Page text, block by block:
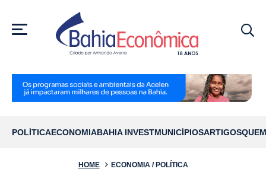
MENU
POLÍTICAECONOMIABAHIA INVESTMUNICÍPIOSARTIGOS
HOME ECONOMIA / POLÍTICA